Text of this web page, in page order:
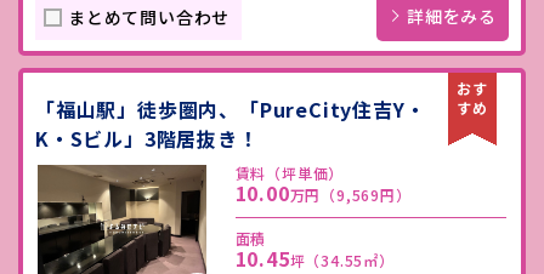
まとめて問い合わせ 詳細をみる
「福山駅」徒歩圏内、「PureCity住吉Y・
K・Sビル」3階居抜き！
賃料（坪単価）
10.00万円 （9,569円）
面積
10.45坪 （34.55㎡）